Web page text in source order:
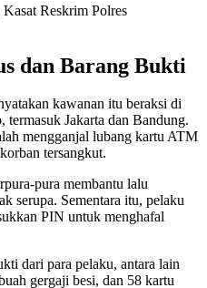
Reskrim Polres
dan Barang Bukti
kawanan itu beraksi di
termasuk Jakarta dan Bandung.
mengganjal lubang kartu ATM
tersangkut.
pura membantu lalu
serupa. Sementara itu, pelaku
PIN untuk menghafal
dari para pelaku, antara lain
gergaji besi, dan 58 kartu